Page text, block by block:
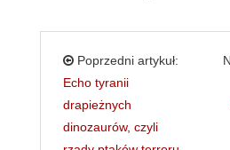
Poprzedni artykuł:
Echo tyranii
drapieżnych
dinozaurów, czyli